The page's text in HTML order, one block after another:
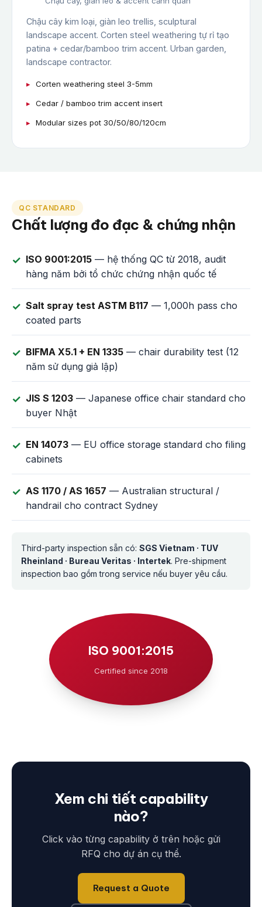
Chậu cây kim loại, giàn leo trellis, sculptural
landscape accent. Corten steel weathering tự rỉ tạo
patina + cedar/bamboo trim accent. Urban garden,
landscape contractor.
Corten weathering steel 3-5mm
Cedar / bamboo trim accent insert
Modular sizes pot 30/50/80/120cm
QC STANDARD
Chất lượng đo đạc & chứng nhận
ISO 9001:2015 — hệ thống QC từ 2018, audit
hàng năm bởi tổ chức chứng nhận quốc tế
Salt spray test ASTM B117 — 1,000h pass cho
coated parts
BIFMA X5.1 + EN 1335 — chair durability test (12
năm sử dụng giả lập)
JIS S 1203 — Japanese office chair standard cho
buyer Nhật
EN 14073 — EU office storage standard cho filing
cabinets
AS 1170 / AS 1657 — Australian structural /
handrail cho contract Sydney
Third-party inspection sẵn có: SGS Vietnam · TUV
Rheinland · Bureau Veritas · Intertek. Pre-shipment
inspection bao gồm trong service nếu buyer yêu cầu.
ISO 9001:2015
Certified since 2018
Xem chi tiết capability
nào?
Click vào từng capability ở trên hoặc gửi
RFQ cho dự án cụ thể.
Request a Quote